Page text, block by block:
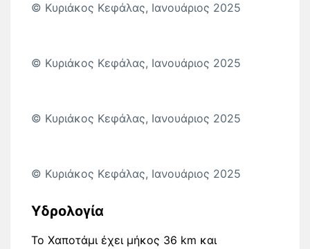
© Κυριάκος Κεφάλας, Ιανουάριος 2025
© Κυριάκος Κεφάλας, Ιανουάριος 2025
© Κυριάκος Κεφάλας, Ιανουάριος 2025
© Κυριάκος Κεφάλας, Ιανουάριος 2025
Υδρολογία
Το Χαποτάμι έχει μήκος 36 km και